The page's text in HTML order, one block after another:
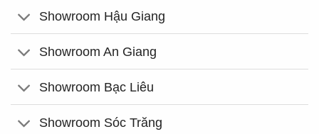
Showroom Hậu Giang
Showroom An Giang
Showroom Bạc Liêu
Showroom Sóc Trăng